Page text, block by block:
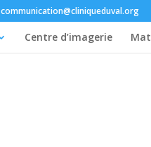
communication@cliniqueduval.org
Centre d’imagerie